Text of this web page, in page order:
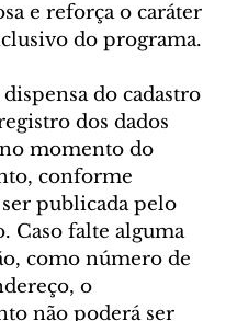
e reforça o caráter
do programa.
do cadastro
dos dados
momento do
conforme
publicada pelo
Caso falte alguma
como número de
o
não poderá ser